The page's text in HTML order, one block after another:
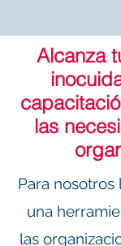
Alcanza
las
Para nosotros
una
las